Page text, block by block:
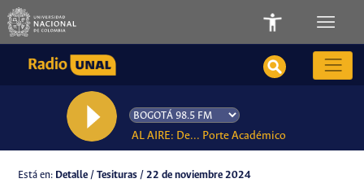
AL AIRE: De... Porte Académico
Está en: Detalle / Tesituras / 22 de noviembre 2024